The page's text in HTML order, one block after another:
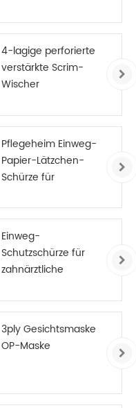
Papierhandtücher
4-lagige perforierte
verstärkte Scrim-
Wischer
Pflegeheim Einweg-
Papier-Lätzchen-
Schürze für
Einweg-
Schutzschürze für
zahnärztliche
3ply Gesichtsmaske
OP-Maske